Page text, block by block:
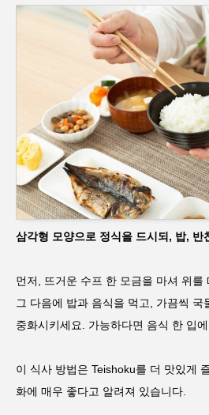
삼각형 모양으로 정식을 드시되, 밥, 반
먼저, 뜨거운 수프 한 모금을 마셔 위를
그 다음에 밥과 음식을 먹고, 가끔씩 국
중화시키세요. 가능하다면 음식 한 입
이 식사 방법은 Teishoku를 더 맛있게
화에 매우 좋다고 알려져 있습니다.
シェア